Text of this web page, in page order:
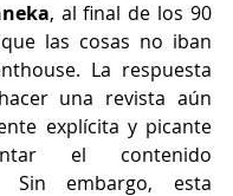
, al final de los 90
las cosas no iban
La respuesta
una revista aún
explícita y picante
el contenido
Sin embargo, esta